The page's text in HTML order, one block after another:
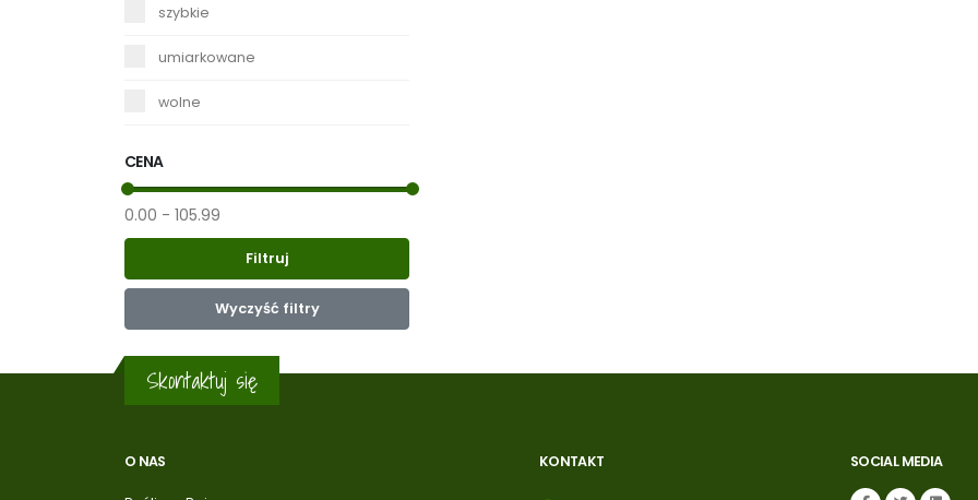
szybkie
umiarkowane
wolne
CENA
0.00 - 105.99
Wyczyść filtry
Skontaktuj się
O NAS KONTAKT SOCIAL MEDIA